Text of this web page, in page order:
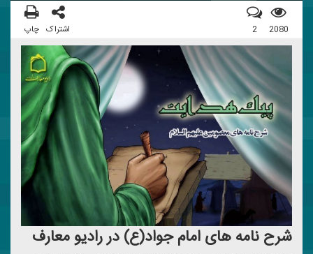
2080
2 اشتراک چاپ
شرح نامه های امام جواد(ع) در رادیو معارف